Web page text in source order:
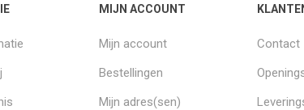
MIJN ACCOUNT
Mijn account
Bestellingen
Mijn adres(sen)
Contact